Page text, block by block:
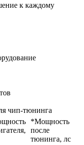
к каждому
чип-тюнинга
*Мощность
после
тюнинга, лс